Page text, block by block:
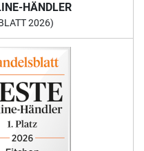
HÄNDLER
2026)